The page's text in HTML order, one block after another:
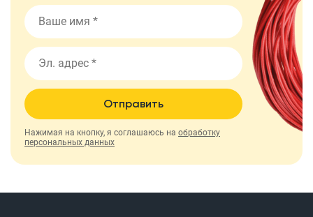
Отправить
Нажимая на кнопку, я соглашаюсь на обработку
персональных данных